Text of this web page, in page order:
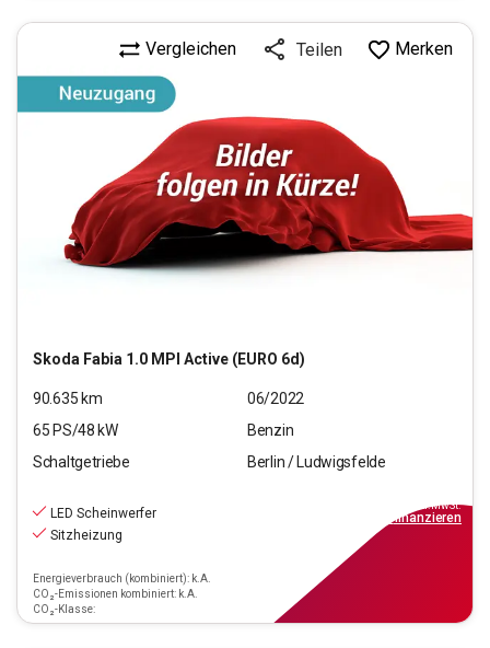
Skoda Fabia 1.0 MPI Active (EURO 6d)
Vergleichen Teilen Merken
90.635 km
06/2022
65 PS/48 kW
Benzin
Schaltgetriebe
Berlin / Ludwigsfelde
LED Scheinwerfer
Sitzheizung
Energieverbrauch (kombiniert): k.A.
CO₂-Emissionen kombiniert: k.A.
CO₂-Klasse:
inkl.MwSt.
finanzieren